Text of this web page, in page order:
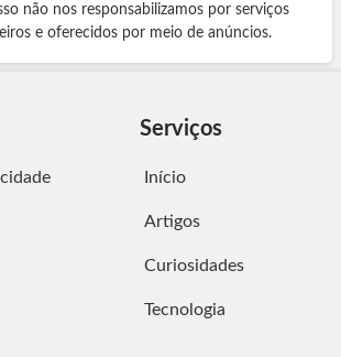
não nos responsabilizamos por serviços
e oferecidos por meio de anúncios.
Serviços
Início
Artigos
Curiosidades
Tecnologia